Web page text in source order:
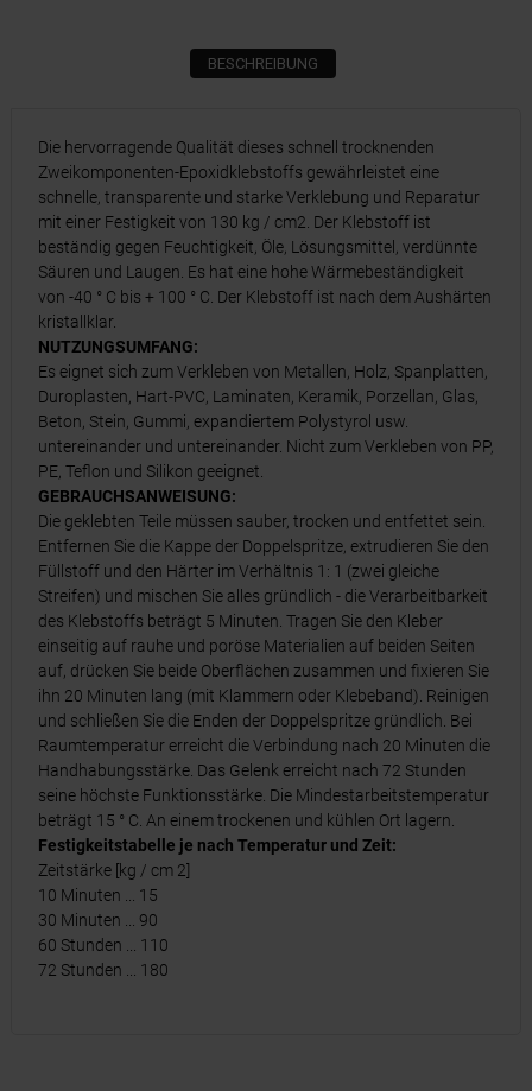
BESCHREIBUNG
Die hervorragende Qualität dieses schnell trocknenden
Zweikomponenten-Epoxidklebstoffs gewährleistet eine
schnelle, transparente und starke Verklebung und Reparatur
mit einer Festigkeit von 130 kg / cm2. Der Klebstoff ist
beständig gegen Feuchtigkeit, Öle, Lösungsmittel, verdünnte
Säuren und Laugen. Es hat eine hohe Wärmebeständigkeit
von -40 ° C bis + 100 ° C. Der Klebstoff ist nach dem Aushärten
kristallklar.
NUTZUNGSUMFANG:
Es eignet sich zum Verkleben von Metallen, Holz, Spanplatten,
Duroplasten, Hart-PVC, Laminaten, Keramik, Porzellan, Glas,
Beton, Stein, Gummi, expandiertem Polystyrol usw.
untereinander und untereinander. Nicht zum Verkleben von PP,
PE, Teflon und Silikon geeignet.
GEBRAUCHSANWEISUNG:
Die geklebten Teile müssen sauber, trocken und entfettet sein.
Entfernen Sie die Kappe der Doppelspritze, extrudieren Sie den
Füllstoff und den Härter im Verhältnis 1: 1 (zwei gleiche
Streifen) und mischen Sie alles gründlich - die Verarbeitbarkeit
des Klebstoffs beträgt 5 Minuten. Tragen Sie den Kleber
einseitig auf rauhe und poröse Materialien auf beiden Seiten
auf, drücken Sie beide Oberflächen zusammen und fixieren Sie
ihn 20 Minuten lang (mit Klammern oder Klebeband). Reinigen
und schließen Sie die Enden der Doppelspritze gründlich. Bei
Raumtemperatur erreicht die Verbindung nach 20 Minuten die
Handhabungsstärke. Das Gelenk erreicht nach 72 Stunden
seine höchste Funktionsstärke. Die Mindestarbeitstemperatur
beträgt 15 ° C. An einem trockenen und kühlen Ort lagern.
Festigkeitstabelle je nach Temperatur und Zeit:
Zeitstärke [kg / cm 2]
10 Minuten ... 15
30 Minuten ... 90
60 Stunden ... 110
72 Stunden ... 180